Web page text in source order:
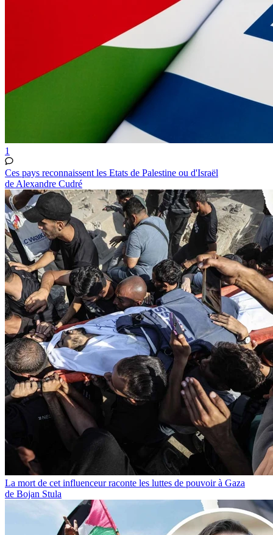
1
Ces pays reconnaissent les Etats de Palestine ou d'Israël
de Alexandre Cudré
La mort de cet influenceur raconte les luttes de pouvoir à Gaza
de Bojan Stula